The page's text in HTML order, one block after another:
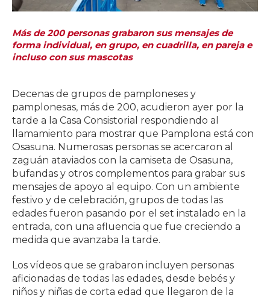
Más de 200 personas grabaron sus mensajes de
forma individual, en grupo, en cuadrilla, en pareja e
incluso con sus mascotas
Decenas de grupos de pamploneses y
pamplonesas, más de 200, acudieron ayer por la
tarde a la Casa Consistorial respondiendo al
llamamiento para mostrar que Pamplona está con
Osasuna. Numerosas personas se acercaron al
zaguán ataviados con la camiseta de Osasuna,
bufandas y otros complementos para grabar sus
mensajes de apoyo al equipo. Con un ambiente
festivo y de celebración, grupos de todas las
edades fueron pasando por el set instalado en la
entrada, con una afluencia que fue creciendo a
medida que avanzaba la tarde.
Los vídeos que se grabaron incluyen personas
aficionadas de todas las edades, desde bebés y
niños y niñas de corta edad que llegaron de la